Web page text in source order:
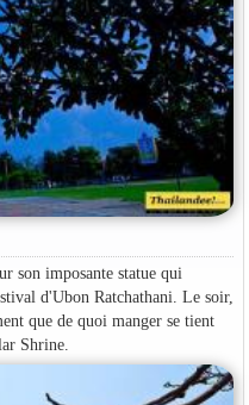
son imposante statue qui
d'Ubon Ratchathani. Le soir,
que de quoi manger se tient
Shrine.